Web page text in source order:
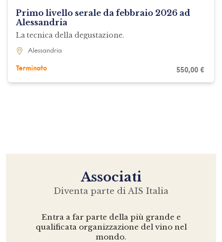
Primo livello serale da febbraio 2026 ad
Alessandria
La tecnica della degustazione.
Alessandria
Terminato 550,00 €
Associati
Diventa parte di AIS Italia
Entra a far parte della più grande e
qualificata organizzazione del vino nel
mondo.